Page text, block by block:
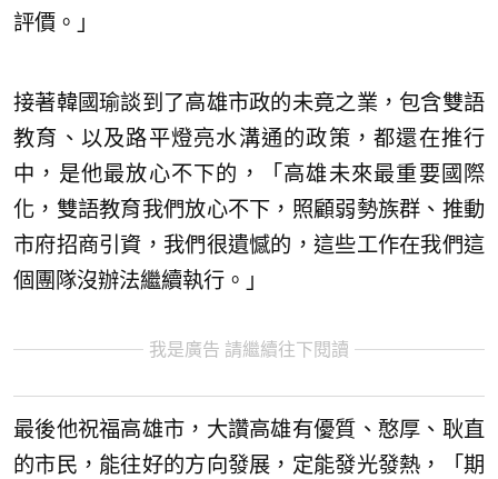
評價。」
接著韓國瑜談到了高雄市政的未竟之業，包含雙語
教育、以及路平燈亮水溝通的政策，都還在推行
中，是他最放心不下的，「高雄未來最重要國際
化，雙語教育我們放心不下，照顧弱勢族群、推動
市府招商引資，我們很遺憾的，這些工作在我們這
個團隊沒辦法繼續執行。」
我是廣告 請繼續往下閱讀
最後他祝福高雄市，大讚高雄有優質、憨厚、耿直
的市民，能往好的方向發展，定能發光發熱，「期